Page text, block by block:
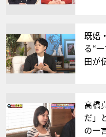
既婚
る“
田が
高橋
だ」
の一